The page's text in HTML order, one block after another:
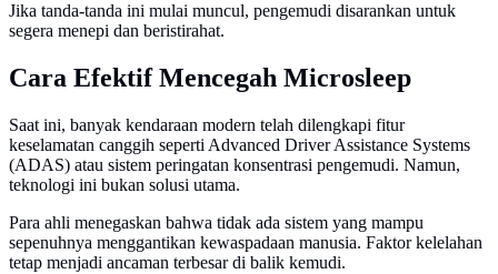
Jika tanda-tanda ini mulai muncul, pengemudi disarankan untuk
segera menepi dan beristirahat.
Cara Efektif Mencegah Microsleep
Saat ini, banyak kendaraan modern telah dilengkapi fitur
keselamatan canggih seperti Advanced Driver Assistance Systems
(ADAS) atau sistem peringatan konsentrasi pengemudi. Namun,
teknologi ini bukan solusi utama.
Para ahli menegaskan bahwa tidak ada sistem yang mampu
sepenuhnya menggantikan kewaspadaan manusia. Faktor kelelahan
tetap menjadi ancaman terbesar di balik kemudi.